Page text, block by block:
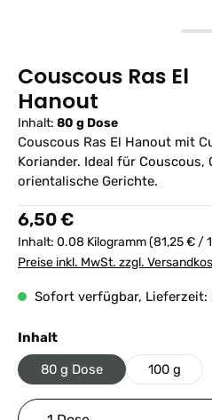
Couscous Ras El
Hanout
Inhalt: 80 g Dose
Couscous Ras El Hanout mit
Koriander. Ideal für Couscous,
orientalische Gerichte.
Regulärer Preis:
6,50 €
Inhalt: 0.08 Kilogramm(81,25 € /
Preise inkl. MwSt. zzgl.
Sofort verfügbar, Lieferzeit:
Inhaltauswählen
80 g Dose 100 g
Produkt Anzahl: Gib den